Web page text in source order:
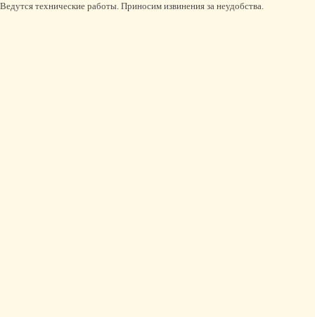
Ведутся технические работы. Приносим извинения за неудобства.